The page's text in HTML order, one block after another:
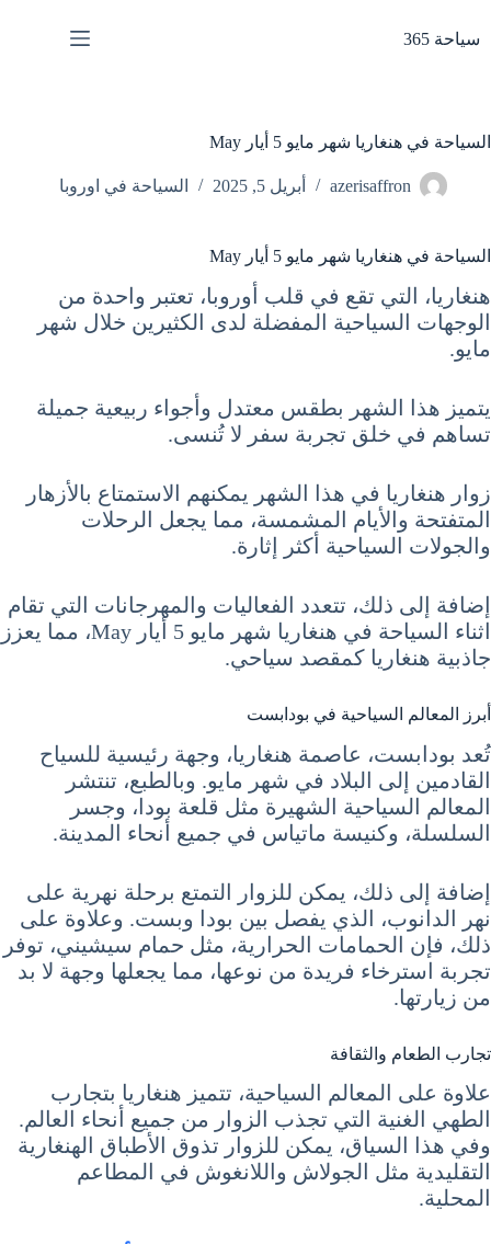
المحتوى
سياحة 365
السياحة في هنغاريا شهر مايو 5 أيار May
azerisaffron أبريل 5, 2025 السياحة في اوروبا
السياحة في هنغاريا شهر مايو 5 أيار May
هنغاريا، التي تقع في قلب أوروبا، تعتبر واحدة من
الوجهات السياحية المفضلة لدى الكثيرين خلال شهر
مايو.
يتميز هذا الشهر بطقس معتدل وأجواء ربيعية جميلة
تساهم في خلق تجربة سفر لا تُنسى.
زوار هنغاريا في هذا الشهر يمكنهم الاستمتاع بالأزهار
المتفتحة والأيام المشمسة، مما يجعل الرحلات
والجولات السياحية أكثر إثارة.
إضافة إلى ذلك، تتعدد الفعاليات والمهرجانات التي تقام
اثناء السياحة في هنغاريا شهر مايو 5 أيار May، مما يعزز
جاذبية هنغاريا كمقصد سياحي.
أبرز المعالم السياحية في بودابست
تُعد بودابست، عاصمة هنغاريا، وجهة رئيسية للسياح
القادمين إلى البلاد في شهر مايو. وبالطبع، تنتشر
المعالم السياحية الشهيرة مثل قلعة بودا، وجسر
السلسلة، وكنيسة ماتياس في جميع أنحاء المدينة.
إضافة إلى ذلك، يمكن للزوار التمتع برحلة نهرية على
نهر الدانوب، الذي يفصل بين بودا وبست. وعلاوة على
ذلك، فإن الحمامات الحرارية، مثل حمام سيشيني، توفر
تجربة استرخاء فريدة من نوعها، مما يجعلها وجهة لا بد
من زيارتها.
تجارب الطعام والثقافة
علاوة على المعالم السياحية، تتميز هنغاريا بتجارب
الطهي الغنية التي تجذب الزوار من جميع أنحاء العالم.
وفي هذا السياق، يمكن للزوار تذوق الأطباق الهنغارية
التقليدية مثل الجولاش واللانغوش في المطاعم
المحلية.